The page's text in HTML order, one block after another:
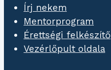
Írj nekem
Mentorprogram
Érettségi felkészítő
Vezérlőpult oldala